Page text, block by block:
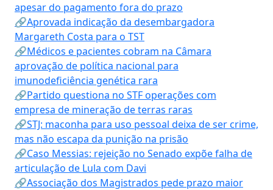
apesar do pagamento fora do prazo
🔗Aprovada indicação da desembargadora
Margareth Costa para o TST
🔗Médicos e pacientes cobram na Câmara
aprovação de política nacional para
imunodeficiência genética rara
🔗Partido questiona no STF operações com
empresa de mineração de terras raras
🔗STJ: maconha para uso pessoal deixa de ser crime,
mas não escapa da punição na prisão
🔗Caso Messias: rejeição no Senado expõe falha de
articulação de Lula com Davi
🔗Associação dos Magistrados pede prazo maior